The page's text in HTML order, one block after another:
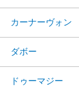
カーナーヴォン
ダボー
ドゥーマジー